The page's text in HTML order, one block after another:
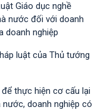
Giáo dục nghề
nước đối với doanh
doanh nghiệp
luật của Thủ tướng
thực hiện cơ cấu lại
doanh nghiệp có